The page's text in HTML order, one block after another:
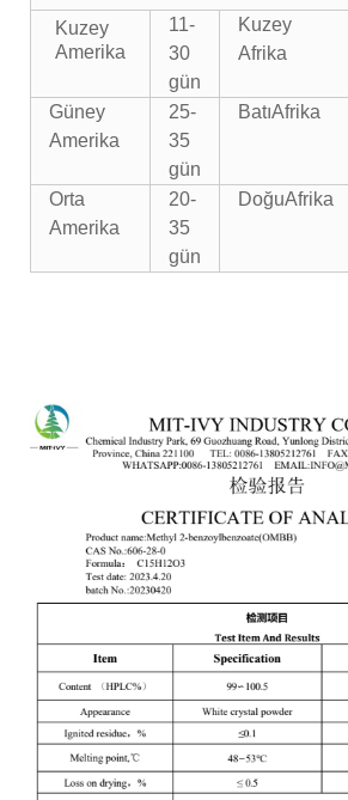
Kuzey
Amerika
11-
30
gün
Kuzey
Afrika
Güney
Amerika
25-
35
gün
BatıAfrika
Orta
Amerika
20-
35
gün
DoğuAfrika